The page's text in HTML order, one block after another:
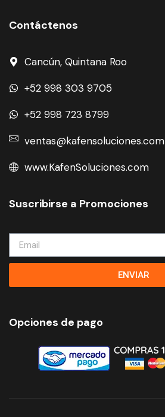
Contáctenos
Cancún, Quintana Roo
+52 998 303 9705
+52 998 723 8799
ventas@kafensoluciones.com
www.KafenSoluciones.com
Suscribirse a Promociones
ENVIAR
Opciones de pago